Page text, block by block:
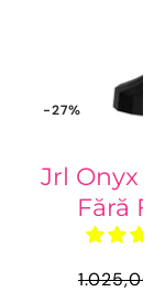
-27%
Jrl Onyx
Fără
1.025,00